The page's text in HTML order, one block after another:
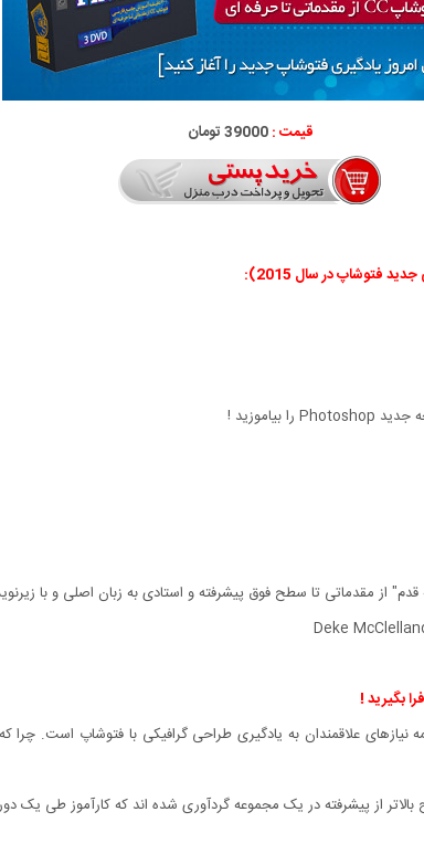
قیمت :39000 تومان
در سال 2015):
علاقمندان به یادگیری طراحی گرافیکی با فتوشاپ است. چرا
از پیشرفته در یک مجموعه گردآوری شده اند که کارآموز طی یک